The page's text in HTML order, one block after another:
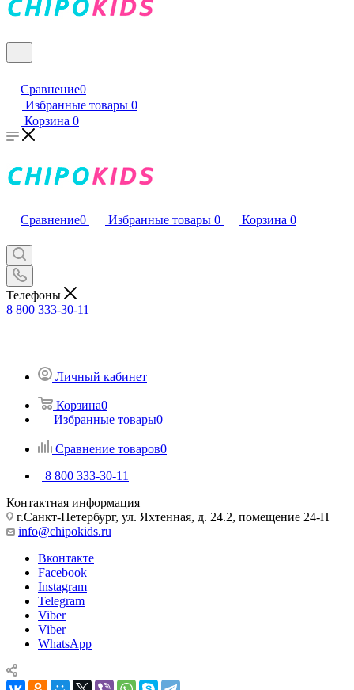
Сравнение0
Избранные товары 0
Корзина 0
Сравнение0 Избранные товары 0 Корзина 0
Телефоны
8 800 333-30-11
Личный кабинет
Корзина0
Избранные товары0
Сравнение товаров0
8 800 333-30-11
Контактная информация
г.Санкт-Петербург, ул. Яхтенная, д. 24.2, помещение 24-Н
info@chipokids.ru
Вконтакте
Facebook
Instagram
Telegram
Viber
Viber
WhatsApp